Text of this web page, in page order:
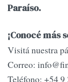
Paraíso.
¡Conocé más
Visitá nuestra
Correo:
Teléfono: +54 9